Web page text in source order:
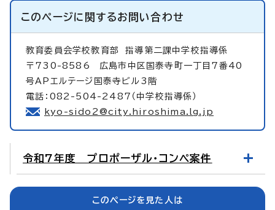
このページに関するお問い合わせ
教育委員会学校教育部指導第二課中学校指導係
〒730-8586 広島市中区国泰寺町一丁目7番40
号APエルテージ国泰寺ビル3階
電話：082-504-2487（中学校指導係）
kyo-sido2@city.hiroshima.lg.jp
令和7年度 プロポーザル・コンペ案件
このページを見た人は